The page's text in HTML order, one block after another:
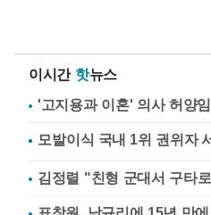
이시간 핫뉴스
'고지용과 이혼' 의사 허양
김정렬 "친형 군대서 구타